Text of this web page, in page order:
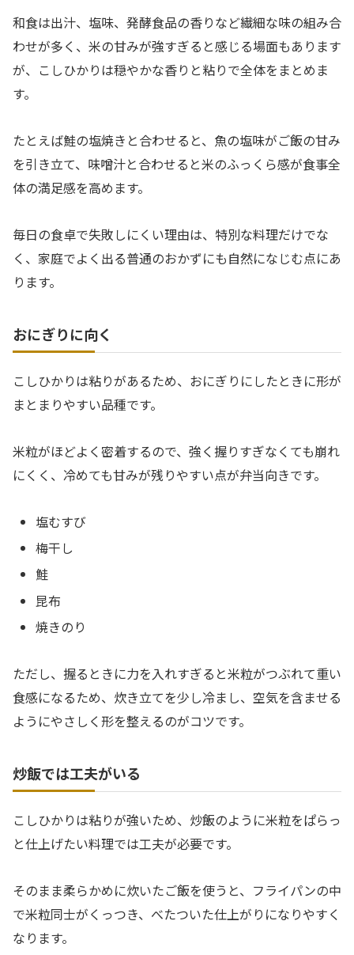
和食は出汁、塩味、発酵食品の香りなど繊細な味の組み合
わせが多く、米の甘みが強すぎると感じる場面もあります
が、こしひかりは穏やかな香りと粘りで全体をまとめま
す。
たとえば鮭の塩焼きと合わせると、魚の塩味がご飯の甘み
を引き立て、味噌汁と合わせると米のふっくら感が食事全
体の満足感を高めます。
毎日の食卓で失敗しにくい理由は、特別な料理だけでな
く、家庭でよく出る普通のおかずにも自然になじむ点にあ
ります。
おにぎりに向く
こしひかりは粘りがあるため、おにぎりにしたときに形が
まとまりやすい品種です。
米粒がほどよく密着するので、強く握りすぎなくても崩れ
にくく、冷めても甘みが残りやすい点が弁当向きです。
塩むすび
梅干し
鮭
昆布
焼きのり
ただし、握るときに力を入れすぎると米粒がつぶれて重い
食感になるため、炊き立てを少し冷まし、空気を含ませる
ようにやさしく形を整えるのがコツです。
炒飯では工夫がいる
こしひかりは粘りが強いため、炒飯のように米粒をぱらっ
と仕上げたい料理では工夫が必要です。
そのまま柔らかめに炊いたご飯を使うと、フライパンの中
で米粒同士がくっつき、べたついた仕上がりになりやすく
なります。